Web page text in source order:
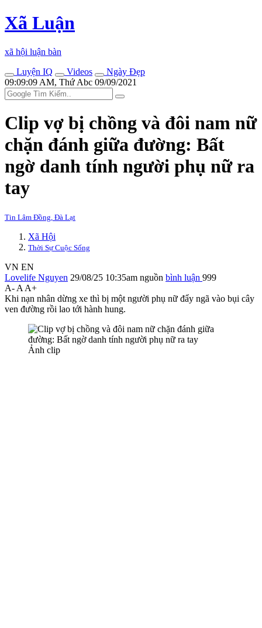
Xã Luận
xã hội luận bàn
Luyện IQ
Videos
Ngày Đẹp
09:09:09 AM, Thứ Abc 09/09/2021
Clip vợ bị chồng và đôi nam nữ
chặn đánh giữa đường: Bất
ngờ danh tính người phụ nữ ra
tay
Tin Lâm Đồng, Đà Lạt
Xã Hội
Thời Sự Cuộc Sống
VN EN
Lovelife Nguyen 29/08/25 10:35am nguồn bình luận 999
A- A A+
Khi nạn nhân dừng xe thì bị một người phụ nữ đẩy ngã vào bụi cây
ven đường rồi lao tới hành hung.
Ảnh clip